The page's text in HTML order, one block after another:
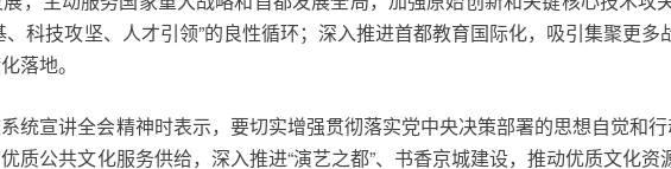
、科技攻坚、人才引领”的良性循环；深入推进首都教育国际化，吸引集聚更
落地。
统宣讲全会精神时表示，要切实增强贯彻落实党中央决策部署的思想自觉和
质公共文化服务供给，深入推进“演艺之都”、书香京城建设，推动优质文化